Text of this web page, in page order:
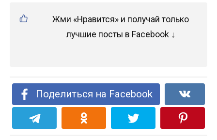
Жми «Нравится» и получай только
лучшие посты в Facebook ↓
Поделиться на Facebook